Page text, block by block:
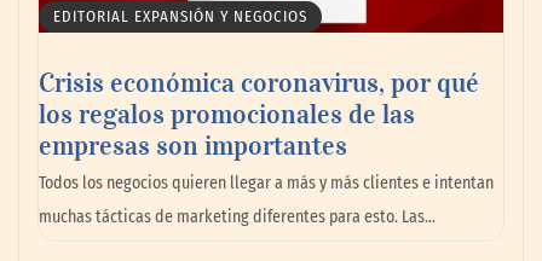
La llanta más cara puede ser la que menos
cuesta: Michelin lo demuestra ante notario
EDITORIAL EXPANSIÓN Y NEGOCIOS
Crisis económica coronavirus, por qué
los regalos promocionales de las
empresas son importantes
Todos los negocios quieren llegar a más y más clientes e intentan
muchas tácticas de marketing diferentes para esto. Las…